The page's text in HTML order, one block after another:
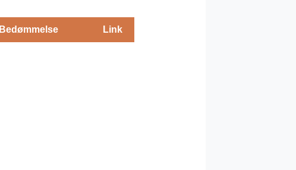
Bedømmelse Link